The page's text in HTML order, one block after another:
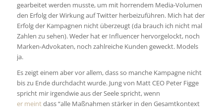
gearbeitet werden musste, um mit horrendem Media-Volumen
den Erfolg der Wirkung auf Twitter herbeizuführen. Mich hat der
Erfolg der Kampagnen nicht überzeugt (da brauch ich nicht mal
Zahlen zu sehen). Weder hat er Influencer hervorgelockt, noch
Marken-Advokaten, noch zahlreiche Kunden geweckt. Models
ja.
Es zeigt einem aber vor allem, dass so manche Kampagne nicht
bis zu Ende durchdacht wurde. Jung von Matt CEO Peter Figge
spricht mir irgendwie aus der Seele spricht, wenn
er meintdass “alle Maßnahmen stärker in den Gesamtkontext